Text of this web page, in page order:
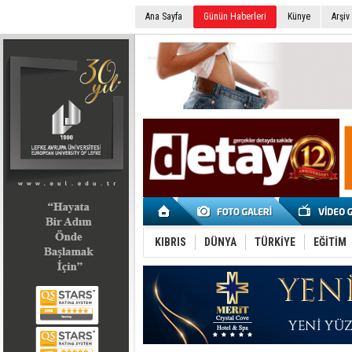
Ana Sayfa Günün Haberleri Künye Arşiv
KIBRIS DÜNYA TÜRKİYE EĞİTİM